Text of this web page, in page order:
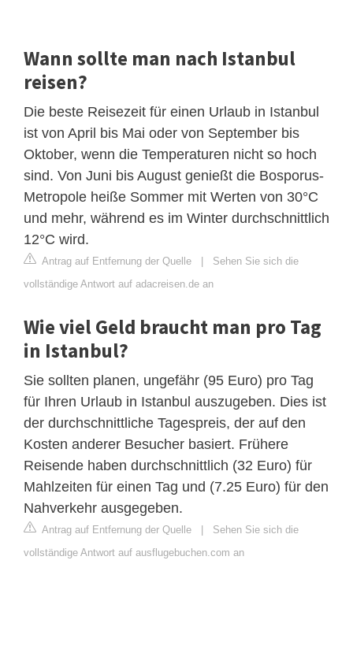
Wann sollte man nach Istanbul
reisen?
Die beste Reisezeit für einen Urlaub in Istanbul
ist von April bis Mai oder von September bis
Oktober, wenn die Temperaturen nicht so hoch
sind. Von Juni bis August genießt die Bosporus-
Metropole heiße Sommer mit Werten von 30°C
und mehr, während es im Winter durchschnittlich
12°C wird.
Antrag auf Entfernung der Quelle
Sehen Sie sich die
vollständige Antwort auf adacreisen.de an
Wie viel Geld braucht man pro Tag
in Istanbul?
Sie sollten planen, ungefähr (95 Euro) pro Tag
für Ihren Urlaub in Istanbul auszugeben. Dies ist
der durchschnittliche Tagespreis, der auf den
Kosten anderer Besucher basiert. Frühere
Reisende haben durchschnittlich (32 Euro) für
Mahlzeiten für einen Tag und (7.25 Euro) für den
Nahverkehr ausgegeben.
Antrag auf Entfernung der Quelle
Sehen Sie sich die
vollständige Antwort auf ausflugebuchen.com an